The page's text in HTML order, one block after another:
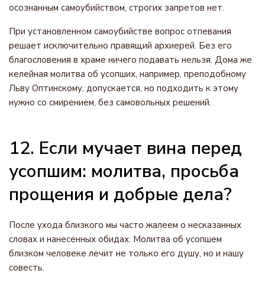
осознанным самоубийством, строгих запретов нет.
При установленном самоубийстве вопрос отпевания
решает исключительно правящий архиерей. Без его
благословения в храме ничего подавать нельзя. Дома же
келейная молитва об усопших, например, преподобному
Льву Оптинскому, допускается, но подходить к этому
нужно со смирением, без самовольных решений.
12. Если мучает вина перед
усопшим: молитва, просьба
прощения и добрые дела?
После ухода близкого мы часто жалеем о несказанных
словах и нанесенных обидах. Молитва об усопшем
близком человеке лечит не только его душу, но и нашу
совесть.